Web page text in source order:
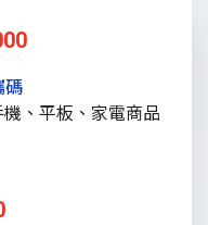
碼
、平板、家電商品